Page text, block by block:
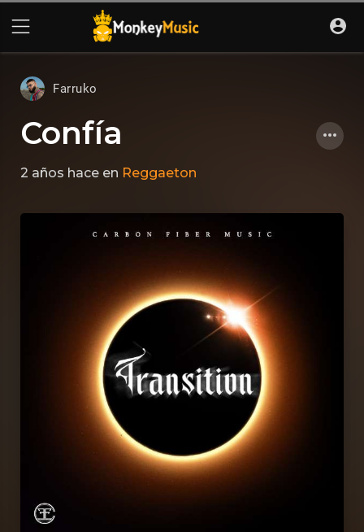
Farruko
Confía
2 años hace en Reggaeton